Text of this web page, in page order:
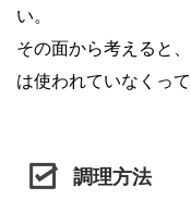
い。
その面から考えると
は使われていなくっ
調理方法